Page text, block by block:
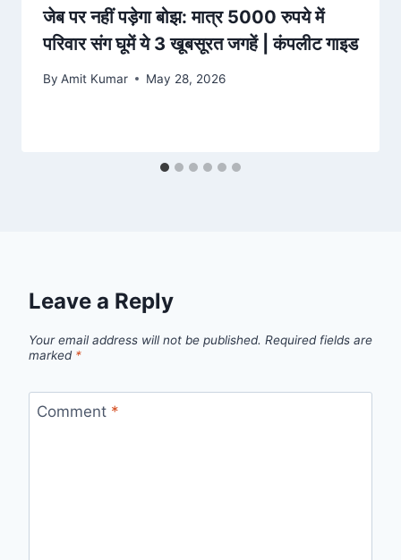
जेब पर नहीं पड़ेगा बोझ: मात्र 5000 रुपये में
परिवार संग घूमें ये 3 खूबसूरत जगहें | कंपलीट गाइड
By Amit Kumar May 28, 2026
Leave a Reply
Your email address will not be published. Required fields are
marked *
Comment *